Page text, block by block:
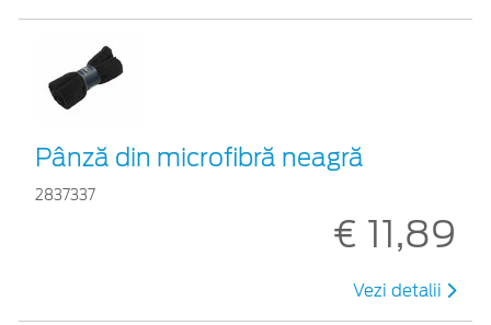
Pânză din microfibră neagră
2837337
€ 11,89
Vezi detalii